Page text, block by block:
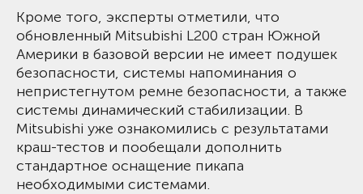
Кроме того, эксперты отметили, что
обновленный Mitsubishi L200 стран Южной
Америки в базовой версии не имеет подушек
безопасности, системы напоминания о
непристегнутом ремне безопасности, а также
системы динамический стабилизации. В
Mitsubishi уже ознакомились с результатами
краш-тестов и пообещали дополнить
стандартное оснащение пикапа
необходимыми системами.